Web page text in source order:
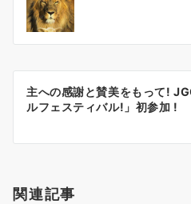
ン
主への感謝と賛美をもって!
ルフェスティバル!」初参加 !
関連記事